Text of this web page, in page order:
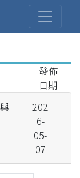
發佈
日期
202
6-
05-
07